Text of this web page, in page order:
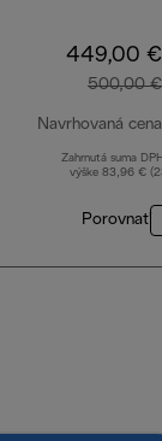
449,00 €
500,00 €
Navrhovaná cena
Zahrnutá suma
výške 83,96 €
Porovnať